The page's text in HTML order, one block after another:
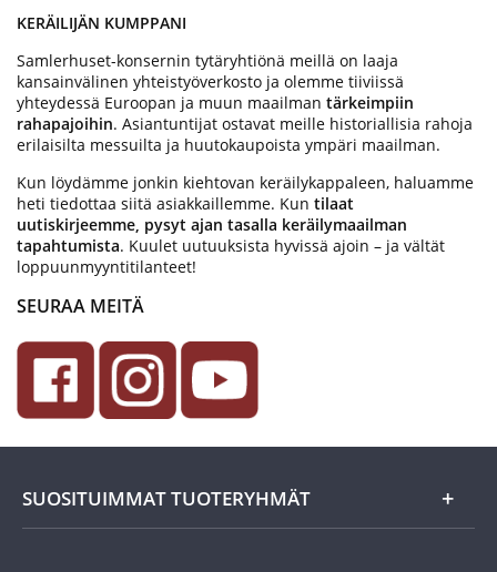
KERÄILIJÄN KUMPPANI
Samlerhuset-konsernin tytäryhtiönä meillä on laaja
kansainvälinen yhteistyöverkosto ja olemme tiiviissä
yhteydessä Euroopan ja muun maailman tärkeimpiin
rahapajoihin. Asiantuntijat ostavat meille historiallisia rahoja
erilaisilta messuilta ja huutokaupoista ympäri maailman.
Kun löydämme jonkin kiehtovan keräilykappaleen, haluamme
heti tiedottaa siitä asiakkaillemme. Kun tilaat
uutiskirjeemme, pysyt ajan tasalla keräilymaailman
tapahtumista. Kuulet uutuuksista hyvissä ajoin – ja vältät
loppuunmyyntitilanteet!
SEURAA MEITÄ
SUOSITUIMMAT TUOTERYHMÄT